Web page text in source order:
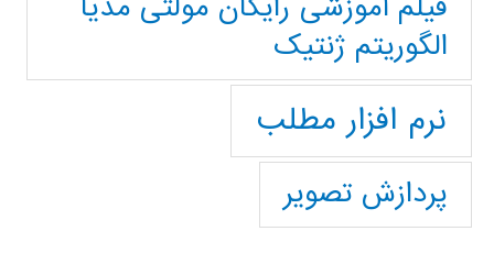
الگوریتم ژنتیک
نرم افزار مطلب
پردازش تصویر